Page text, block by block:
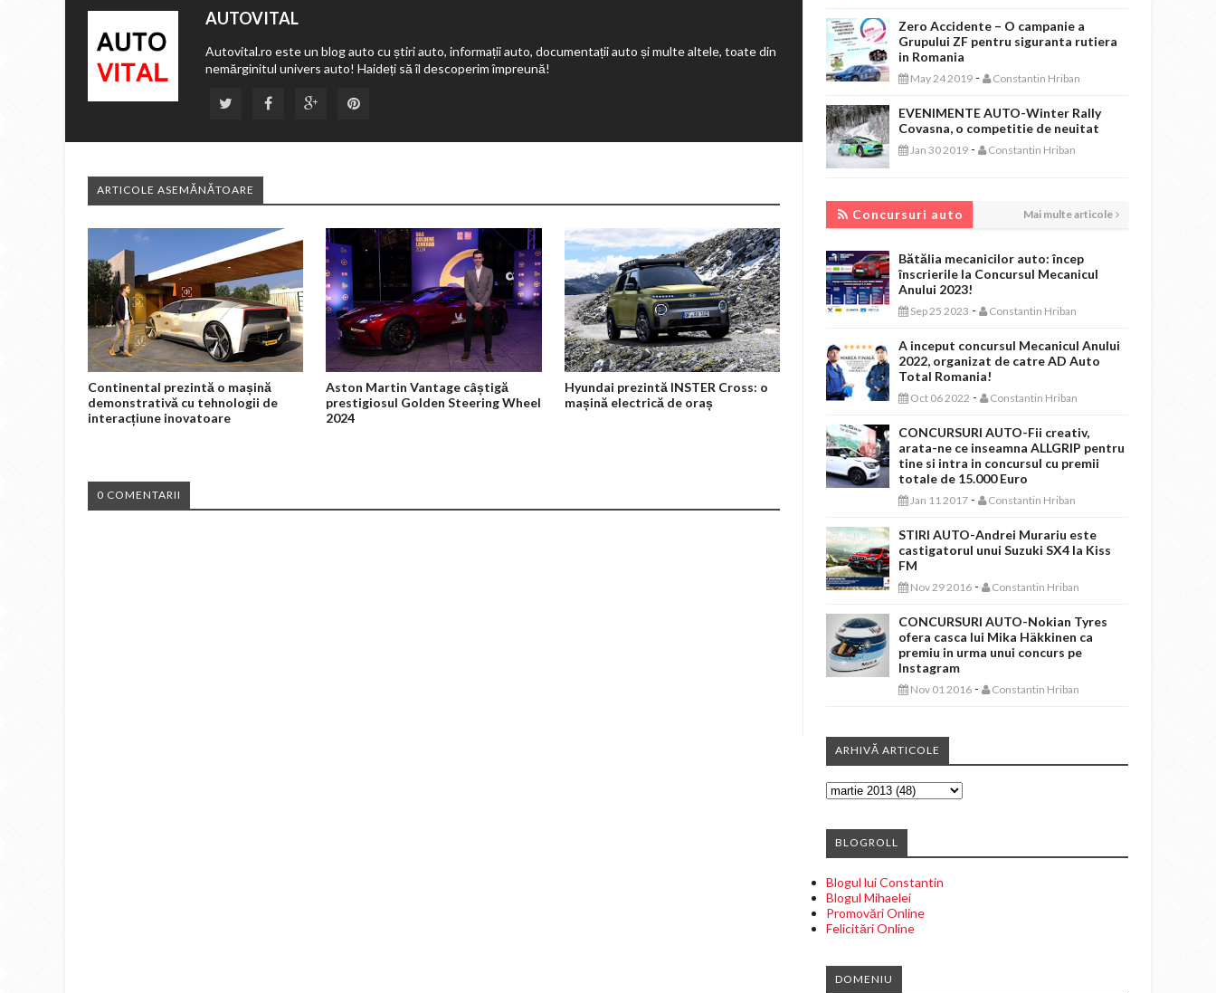
AUTOVITAL
Autovital.ro este un blog auto cu știri auto, informații auto, documentații auto și multe altele, toate din
nemărginitul univers auto! Haideți să îl descoperim împreună!
ARTICOLE ASEMĂNĂTOARE
Continental prezintă o mașină
demonstrativă cu tehnologii de
interacțiune inovatoare
Aston Martin Vantage câștigă
prestigiosul Golden Steering Wheel
2024
Hyundai prezintă INSTER Cross: o
mașină electrică de oraș
0 COMENTARII
Zero Accidente – O campanie a
Grupului ZF pentru siguranta rutiera
in Romania
May 24 2019 - Constantin Hriban
EVENIMENTE AUTO-Winter Rally
Covasna, o competitie de neuitat
Jan 30 2019 - Constantin Hriban
Concursuri auto Mai multe articole
Bătălia mecanicilor auto: încep
înscrierile la Concursul Mecanicul
Anului 2023!
Sep 25 2023 - Constantin Hriban
A inceput concursul Mecanicul Anului
2022, organizat de catre AD Auto
Total Romania!
Oct 06 2022 - Constantin Hriban
CONCURSURI AUTO-Fii creativ,
arata-ne ce inseamna ALLGRIP pentru
tine si intra in concursul cu premii
totale de 15.000 Euro
Jan 11 2017 - Constantin Hriban
STIRI AUTO-Andrei Murariu este
castigatorul unui Suzuki SX4 la Kiss
FM
Nov 29 2016 - Constantin Hriban
CONCURSURI AUTO-Nokian Tyres
ofera casca lui Mika Häkkinen ca
premiu in urma unui concurs pe
Instagram
Nov 01 2016 - Constantin Hriban
ARHIVĂ ARTICOLE
BLOGROLL
Blogul lui Constantin
Blogul Mihaelei
Promovări Online
Felicitări Online
DOMENIU